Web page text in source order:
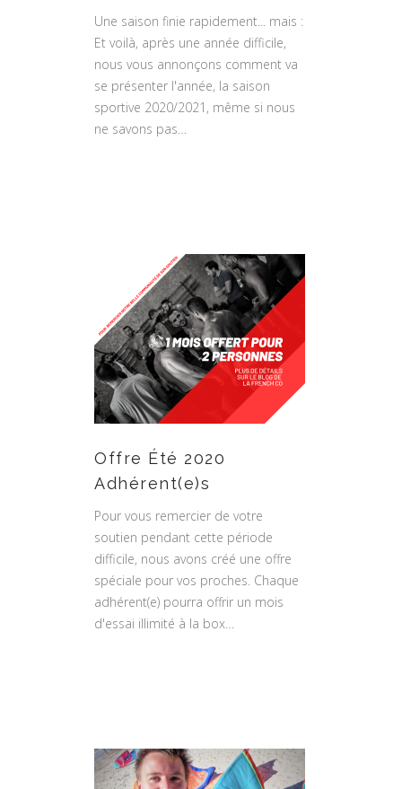
Une saison finie rapidement... mais :
Et voilà, après une année difficile,
nous vous annonçons comment va
se présenter l'année, la saison
sportive 2020/2021, même si nous
ne savons pas…
Offre Été 2020
Adhérent(e)s
Pour vous remercier de votre
soutien pendant cette période
difficile, nous avons créé une offre
spéciale pour vos proches. Chaque
adhérent(e) pourra offrir un mois
d'essai illimité à la box…